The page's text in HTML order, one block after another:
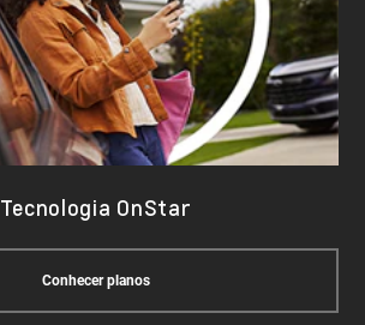
Tecnologia OnStar
Conhecer planos